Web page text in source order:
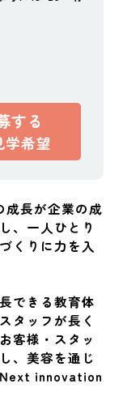
する
学希望
長が企業の成
、一人ひとり
くりに力を入
できる教育体
タッフが長く
客様・スタッ
、美容を通じ
innovation